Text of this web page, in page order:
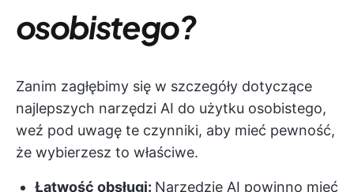
osobistego?
Zanim zagłębimy się w szczegóły dotyczące
najlepszych narzędzi AI do użytku osobistego,
weź pod uwagę te czynniki, aby mieć pewność,
że wybierzesz to właściwe.
Łatwość obsługi: Narzędzie AI powinno mieć